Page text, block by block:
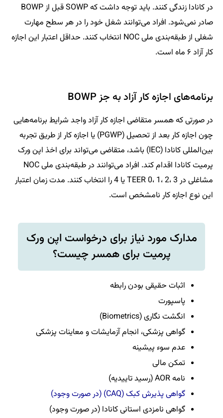
در کانادا زندگی کنند. باید توجه داشت که SOWP قبل از BOWP
صادر نمی‌شود. افراد می‌توانند شغل خود را در هر سطح مهارت
شغلی از طبقه‌بندی ملی NOC انتخاب کنند. حداقل اعتبار این اجازه
کار آزاد ۶ ماه است.
برنامه‌های اجازه کار آزاد به جز BOWP
در صورتی که همسر متقاضی اجازه کار آزاد واجد شرایط برنامه‌هایی
چون اجازه کار بعد از تحصیل (PGWP) یا اجازه کار از طریق تجربه
بین‌المللی کانادا (IEC) باشد، متقاضی می‌تواند برای اخذ اپن ورک
پرمیت کانادا اقدام کند. افراد می‌توانند در طبقه‌بندی ملی NOC
مشاغلی در TEER 0، 1، 2، 3 یا 4 را انتخاب کنند. مدت زمان اعتبار
این نوع اجازه کار نامشخص است.
مدارک مورد نیاز برای درخواست اپن ورک
پرمیت برای همسر چیست؟
اثبات حقیقی بودن رابطه
پاسپورت
انگشت نگاری (Biometrics)
گواهی پزشکی، انجام آزمایشات و معاینات پزشکی
عدم سوء پیشینه
تمکن مالی
نامه AOR (رسید تاییدیه)
گواهی پذیرش کبک (CAQ) (در صورت وجود)
گواهی نامزدی استانی کانادا (در صورت وجود)